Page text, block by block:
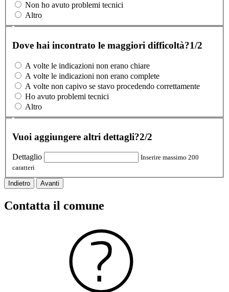
Non ho avuto problemi tecnici
Altro
Dove hai incontrato le maggiori difficoltà?1/2
A volte le indicazioni non erano chiare
A volte le indicazioni non erano complete
A volte non capivo se stavo procedendo correttamente
Ho avuto problemi tecnici
Altro
Vuoi aggiungere altri dettagli?2/2
Dettaglio
Inserire massimo 200
caratteri
Indietro Avanti
Contatta il comune